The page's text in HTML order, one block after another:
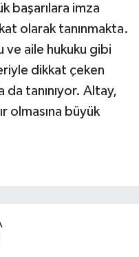
başarılara imza
olarak tanınmakta.
ve aile hukuku gibi
dikkat çeken
da tanınıyor. Altay,
olmasına büyük